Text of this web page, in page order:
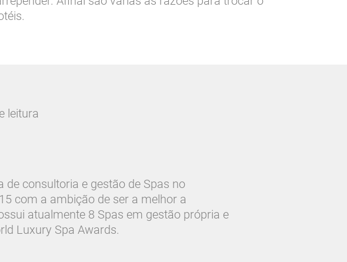
leitura
de consultoria e gestão de Spas no
com a ambição de ser a melhor a
atualmente 8 Spas em gestão própria e
Luxury Spa Awards.